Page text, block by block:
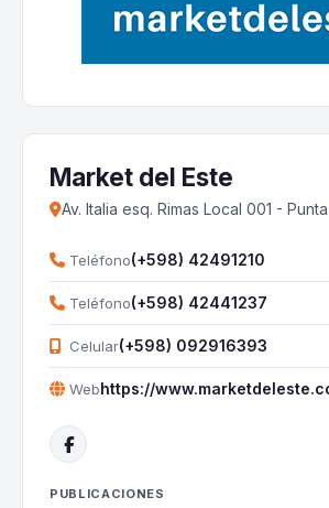
Market del Este
Av. Italia esq. Rimas Local 001 -
Teléfono(+598) 42491210
Teléfono(+598) 42441237
Celular(+598) 092916393
Webhttps://
PUBLICACIONES